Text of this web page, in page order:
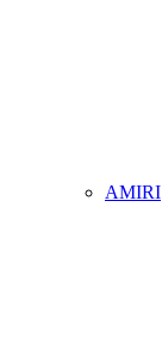
AMIRI